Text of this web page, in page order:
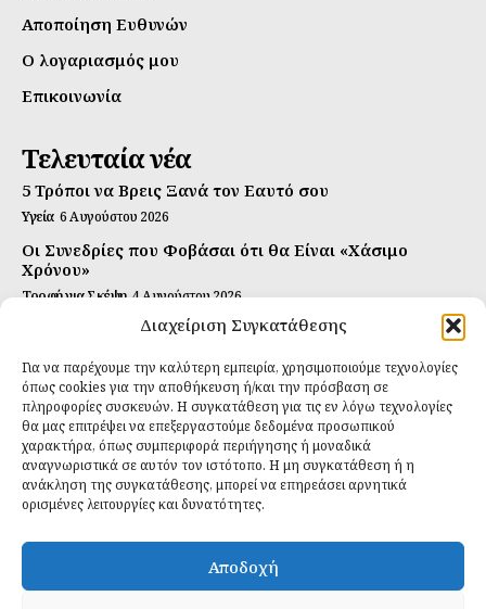
Διαχείριση Συγκατάθεσης
Για να παρέχουμε την καλύτερη εμπειρία, χρησιμοποιούμε τεχνολογίες
όπως cookies για την αποθήκευση ή/και την πρόσβαση σε
πληροφορίες συσκευών. Η συγκατάθεση για τις εν λόγω τεχνολογίες
θα μας επιτρέψει να επεξεργαστούμε δεδομένα προσωπικού
χαρακτήρα, όπως συμπεριφορά περιήγησης ή μοναδικά
αναγνωριστικά σε αυτόν τον ιστότοπο. Η μη συγκατάθεση ή η
ανάκληση της συγκατάθεσης, μπορεί να επηρεάσει αρνητικά
ορισμένες λειτουργίες και δυνατότητες.
Αποδοχή
Αποποίηση Ευθυνών
Ο λογαριασμός μου
Επικοινωνία
Τελευταία νέα
5 Τρόποι να Βρεις Ξανά τον Εαυτό σου
Υγεία 6 Αυγούστου 2026
Οι Συνεδρίες που Φοβάσαι ότι θα Είναι «Χάσιμο
Χρόνου»
Τροφή για Σκέψη 4 Αυγούστου 2026
Αυτή Είναι η Συνταγή για Τέλεια Κομπούτσα
Ιδανικές Τροφές 26 Ιουλίου 2026
Εγγραφείτε
ΕΓΓΡΑΦΉ